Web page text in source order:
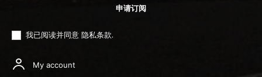
申请订阅
我已阅读并同意 隐私条款.
My account